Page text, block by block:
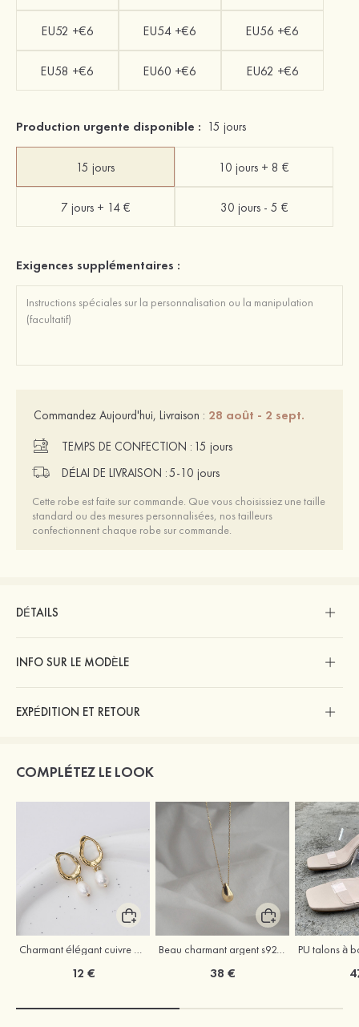
EU52 +€6 EU54 +€6 EU56 +€6
EU58 +€6 EU60 +€6 EU62 +€6
Production urgente disponible : 15 jours
15 jours 10 jours + 8 €
7 jours + 14 € 30 jours - 5 €
Exigences supplémentaires :
Commandez Aujourd'hui, Livraison : 28 août - 2 sept.
TEMPS DE CONFECTION : 15 jours
DÉLAI DE LIVRAISON :5-10 jours
Cette robe est faite sur commande. Que vous choisissiez une taille
standard ou des mesures personnalisées, nos tailleurs
confectionnent chaque robe sur commande.
DÉTAILS
INFO SUR LE MODÈLE
EXPÉDITION ET RETOUR
COMPLÉTEZ LE LOOK
Charmant élégant cuivre boucles d'oreilles avec perle
12 €
Beau charmant argent s925 colliers
38 €